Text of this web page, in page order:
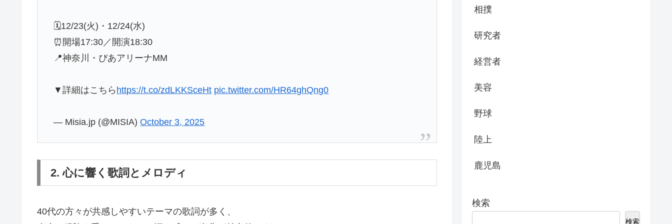
🗓️12/23(火)・12/24(水)
⏰開場17:30／開演18:30
📍神奈川・ぴあアリーナMM
▼詳細はこちら https://t.co/zdLKKSceHt pic.twitter.com/HR64ghQng0
— Misia.jp (@MISIA)October 3, 2025
2. 心に響く歌詞とメロディ
40代の方々が共感しやすいテーマの歌詞が多く、
相撲
研究者
経営者
美容
野球
陸上
鹿児島
検索
検索